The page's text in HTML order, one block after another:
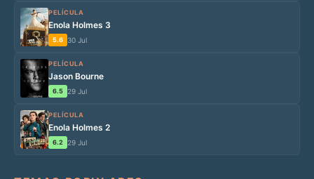
PELÍCULA
Enola Holmes 3
5.6 30 Jul
PELÍCULA
Jason Bourne
6.5 29 Jul
PELÍCULA
Enola Holmes 2
6.2 29 Jul